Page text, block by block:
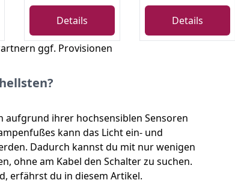
Details Details
ggf. Provisionen
aufgrund ihrer hochsensiblen Sensoren
kann das Licht ein- und
Dadurch kannst du mit nur wenigen
ohne am Kabel den Schalter zu suchen.
erfährst du in diesem Artikel.